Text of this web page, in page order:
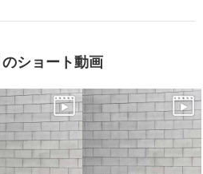
ショート動画